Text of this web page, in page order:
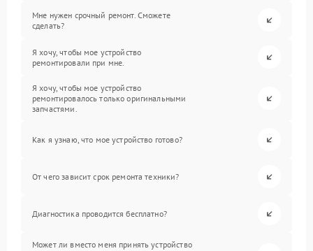
Мне нужен срочный ремонт. Сможете
сделать?
Я хочу, чтобы мое устройство
ремонтировали при мне.
Я хочу, чтобы мое устройство
ремонтировалось только оригинальными
запчастями.
Как я узнаю, что мое устройство готово?
От чего зависит срок ремонта техники?
Диагностика проводится бесплатно?
Может ли вместо меня принять устройство